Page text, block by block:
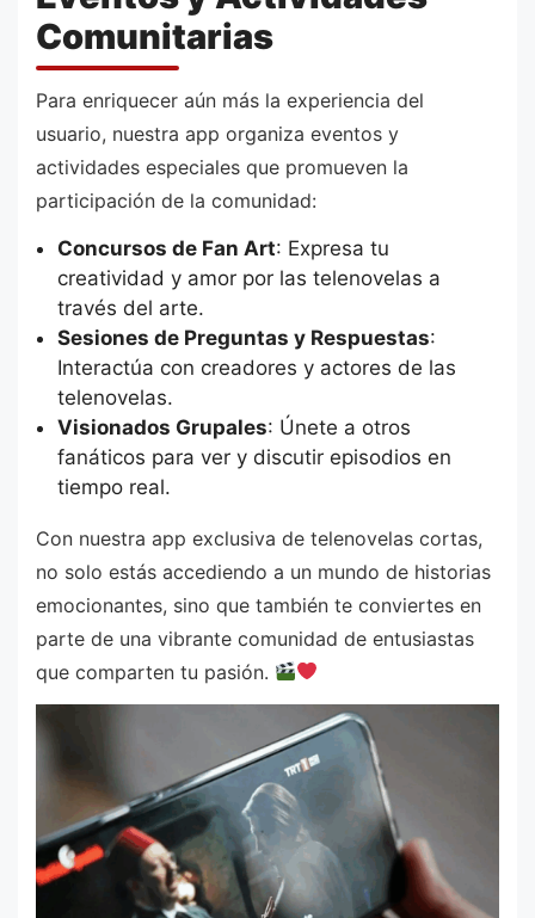
Comunitarias
Para enriquecer aún más la experiencia del
usuario, nuestra app organiza eventos y
actividades especiales que promueven la
participación de la comunidad:
Concursos de Fan Art: Expresa tu
creatividad y amor por las telenovelas a
través del arte.
Sesiones de Preguntas y Respuestas:
Interactúa con creadores y actores de las
telenovelas.
Visionados Grupales: Únete a otros
fanáticos para ver y discutir episodios en
tiempo real.
Con nuestra app exclusiva de telenovelas cortas,
no solo estás accediendo a un mundo de historias
emocionantes, sino que también te conviertes en
parte de una vibrante comunidad de entusiastas
que comparten tu pasión.